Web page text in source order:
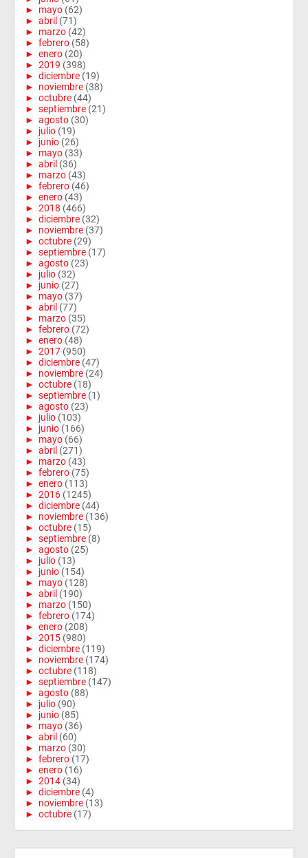
► mayo (62)
► abril (71)
► marzo (42)
► febrero (58)
► enero (20)
► 2019 (398)
► diciembre (19)
► noviembre (38)
► octubre (44)
► septiembre (21)
► agosto (30)
► julio (19)
► junio (26)
► mayo (33)
► abril (36)
► marzo (43)
► febrero (46)
► enero (43)
► 2018 (466)
► diciembre (32)
► noviembre (37)
► octubre (29)
► septiembre (17)
► agosto (23)
► julio (32)
► junio (27)
► mayo (37)
► abril (77)
► marzo (35)
► febrero (72)
► enero (48)
► 2017 (950)
► diciembre (47)
► noviembre (24)
► octubre (18)
► septiembre (1)
► agosto (23)
► julio (103)
► junio (166)
► mayo (66)
► abril (271)
► marzo (43)
► febrero (75)
► enero (113)
► 2016 (1245)
► diciembre (44)
► noviembre (136)
► octubre (15)
► septiembre (8)
► agosto (25)
► julio (13)
► junio (154)
► mayo (128)
► abril (190)
► marzo (150)
► febrero (174)
► enero (208)
► 2015 (980)
► diciembre (119)
► noviembre (174)
► octubre (118)
► septiembre (147)
► agosto (88)
► julio (90)
► junio (85)
► mayo (36)
► abril (60)
► marzo (30)
► febrero (17)
► enero (16)
► 2014 (34)
► diciembre (4)
► noviembre (13)
► octubre (17)